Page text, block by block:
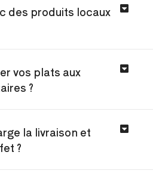
des produits locaux
vos plats aux
?
la livraison et
?